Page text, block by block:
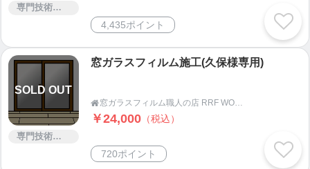
綺麗にするだけでなく、抗菌・防カビ、空気触媒性
能が付いているので、壁に付いた嫌な臭い成分など
￣￣￣￣
車検代行、点検、カーナビ・ドラレコ・ETCなどの
カー用品取付、タイヤ交換など何でもお気軽にご相
談下さい。
出張作業も可能です。
専門技術サービス
4,435ポイント
SOLD OUT
専門技術サービス
窓ガラスフィルム施工(久保様専用)
 窓ガラスフィルム職人の店 RRF WORKS
￥24,000 （税込）
720ポイント